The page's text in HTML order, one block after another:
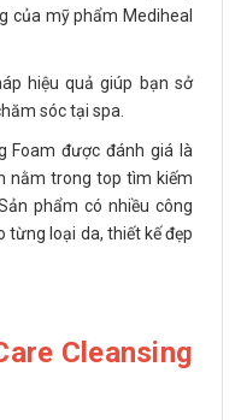
của mỹ phẩm Mediheal
hiệu quả giúp bạn sở
sóc tại spa.
Foam được đánh giá là
nằm trong top tìm kiếm
phẩm có nhiều công
từng loại da, thiết kế đẹp
Cleansing